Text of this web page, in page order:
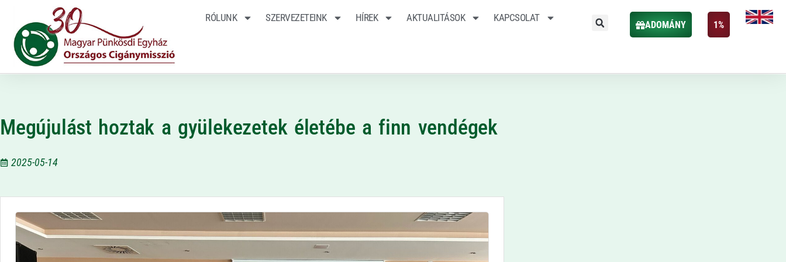
RÓLUNK SZERVEZETEINK HÍREK AKTUALITÁSOK KAPCSOLAT
ADOMÁNY 1%
Megújulást hoztak a gyülekezetek életébe a finn vendégek
2025-05-14